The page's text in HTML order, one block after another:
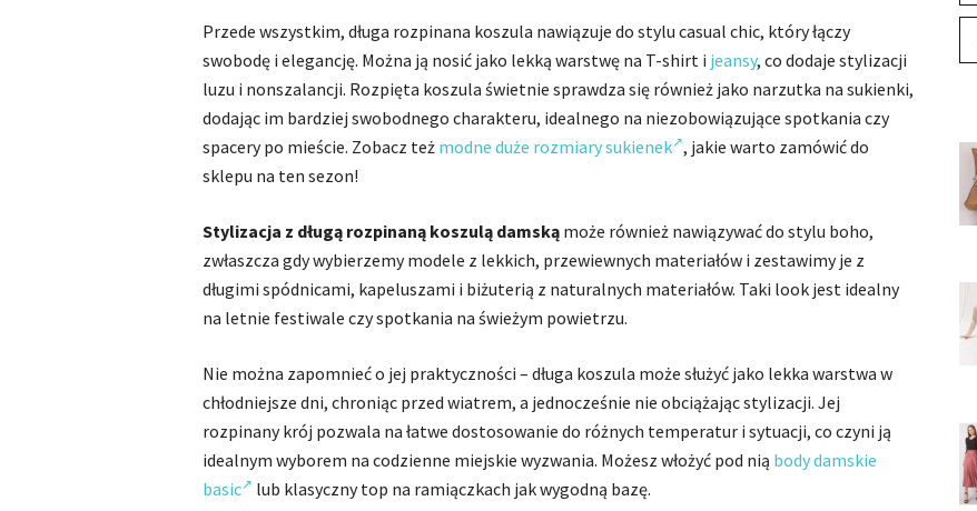
Przede wszystkim, długa rozpinana koszula nawiązuje do stylu casual chic, który łączy
swobodę i elegancję. Można ją nosić jako lekką warstwę na T-shirt i jeansy, co dodaje stylizacji
luzu i nonszalancji. Rozpięta koszula świetnie sprawdza się również jako narzutka na sukienki,
dodając im bardziej swobodnego charakteru, idealnego na niezobowiązujące spotkania czy
spacery po mieście. Zobacz też modne duże rozmiary sukienek , jakie warto zamówić do
sklepu na ten sezon!
Stylizacja z długą rozpinaną koszulą damską może również nawiązywać do stylu boho,
zwłaszcza gdy wybierzemy modele z lekkich, przewiewnych materiałów i zestawimy je z
długimi spódnicami, kapeluszami i biżuterią z naturalnych materiałów. Taki look jest idealny
na letnie festiwale czy spotkania na świeżym powietrzu.
Nie można zapomnieć o jej praktyczności – długa koszula może służyć jako lekka warstwa w
chłodniejsze dni, chroniąc przed wiatrem, a jednocześnie nie obciążając stylizacji. Jej
rozpinany krój pozwala na łatwe dostosowanie do różnych temperatur i sytuacji, co czyni ją
idealnym wyborem na codzienne miejskie wyzwania. Możesz włożyć pod nią body damskie
basic
lub klasyczny top na ramiączkach jak wygodną bazę.